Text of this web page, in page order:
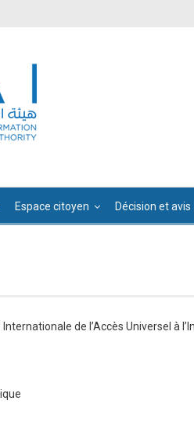
Espace citoyen Décision et avis
de l’Accès Universel à